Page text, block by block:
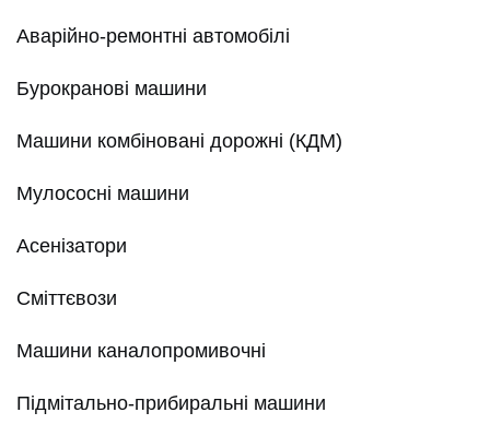
Аварійно-ремонтні автомобілі
Бурокранові машини
Машини комбіновані дорожні (КДМ)
Мулососні машини
Асенізатори
Сміттєвози
Машини каналопромивочні
Підмітально-прибиральні машини